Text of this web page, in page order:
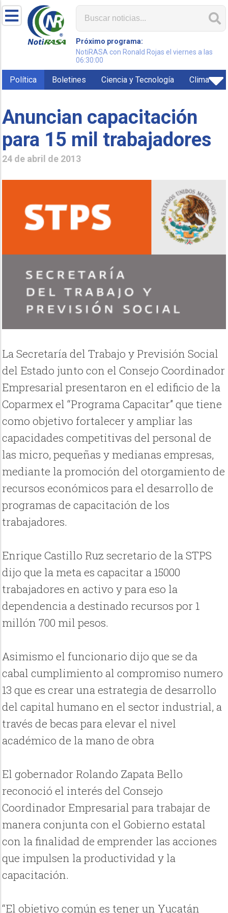
Próximo programa:
NotiRASA con Ronald Rojas el viernes a las
06:30:00
Política Boletines Ciencia y Tecnología Clima
Anuncian capacitación
para 15 mil trabajadores
24 de abril de 2013
La Secretaría del Trabajo y Previsión Social
del Estado junto con el Consejo Coordinador
Empresarial presentaron en el edificio de la
Coparmex el “Programa Capacitar” que tiene
como objetivo fortalecer y ampliar las
capacidades competitivas del personal de
las micro, pequeñas y medianas empresas,
mediante la promoción del otorgamiento de
recursos económicos para el desarrollo de
programas de capacitación de los
trabajadores.
Enrique Castillo Ruz secretario de la STPS
dijo que la meta es capacitar a 15000
trabajadores en activo y para eso la
dependencia a destinado recursos por 1
millón 700 mil pesos.
Asimismo el funcionario dijo que se da
cabal cumplimiento al compromiso numero
13 que es crear una estrategia de desarrollo
del capital humano en el sector industrial, a
través de becas para elevar el nivel
académico de la mano de obra
El gobernador Rolando Zapata Bello
reconoció el interés del Consejo
Coordinador Empresarial para trabajar de
manera conjunta con el Gobierno estatal
con la finalidad de emprender las acciones
que impulsen la productividad y la
capacitación.
“El objetivo común es tener un Yucatán